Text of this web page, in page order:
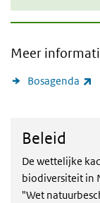
Meer
Bosagenda
Beleid
De wettelijke
biodiversiteit in
"Wet